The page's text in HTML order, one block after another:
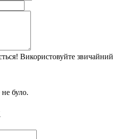
Використовуйте звичайний
було.